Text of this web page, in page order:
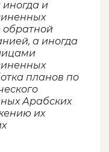
и
обратной
а иногда
планов по
Арабских
их